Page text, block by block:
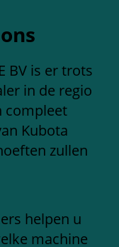
BV is er trots
in de regio
compleet
Kubota
zullen
helpen u
machine